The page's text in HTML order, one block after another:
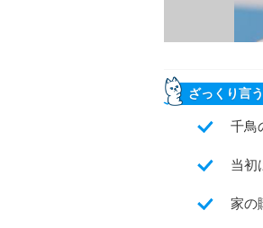
ざっくり言
千鳥
当初
家の